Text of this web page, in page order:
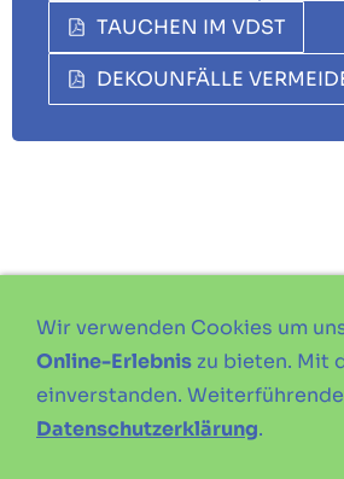
TAUCHEN IM VDST
DEKOUNFÄLLE
Wir verwenden Cookies um
Online-Erlebnis zu bieten. Mit
einverstanden.
Datenschutzerklärung.